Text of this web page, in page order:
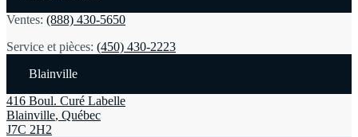
Ventes: (888) 430-5650
Service et pièces: (450) 430-2223
Blainville
416 Boul. Curé Labelle
Blainville, Québec
J7C 2H2